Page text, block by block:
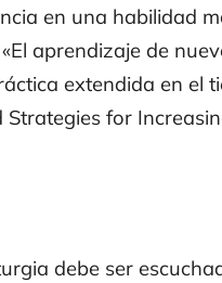
en una habilidad
aprendizaje de
extendida en el
for
debe ser